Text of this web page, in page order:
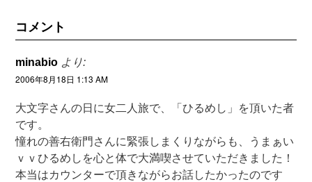
コメント
minabio より:
2006年8月18日 1:13 AM
大文字さんの日に女二人旅で、「ひるめし」を頂いた者
です。
憧れの善右衛門さんに緊張しまくりながらも、うまぁい
ｖｖひるめしを心と体で大満喫させていただきました！
本当はカウンターで頂きながらお話したかったのです